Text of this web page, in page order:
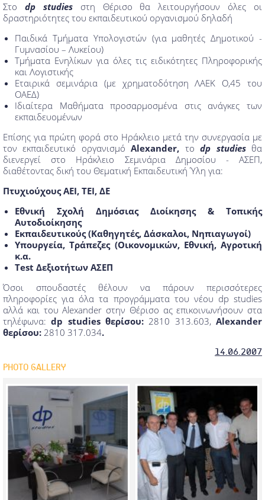
Στο dp studiesστη Θέρισο θα λειτουργήσουν όλες οι
δραστηριότητες του εκπαιδευτικού οργανισμού δηλαδή
Παιδικά Τμήματα Υπολογιστών (για μαθητές Δημοτικού -
Γυμνασίου – Λυκείου)
Τμήματα Ενηλίκων για όλες τις ειδικότητες Πληροφορικής
και Λογιστικής
Εταιρικά σεμινάρια (με χρηματοδότηση ΛΑΕΚ Ο,45 του
ΟΑΕΔ)
Ιδιαίτερα Μαθήματα προσαρμοσμένα στις ανάγκες των
εκπαιδευομένων
Επίσης για πρώτη φορά στο Ηράκλειο μετά την συνεργασία με
τον εκπαιδευτικό οργανισμόAlexander, τοdp studiesθα
διενεργεί στο Ηράκλειο Σεμινάρια Δημοσίου - ΑΣΕΠ,
διαθέτοντας δική του Θεματική Εκπαιδευτική Ύλη για:
Πτυχιούχους ΑΕΙ, ΤΕΙ, ΔΕ
Εθνική Σχολή Δημόσιας Διοίκησης & Τοπικής
Αυτοδιοίκησης
Εκπαιδευτικούς (Καθηγητές, Δάσκαλοι, Νηπιαγωγοί)
Υπουργεία, Τράπεζες (Οικονομικών, Εθνική, Αγροτική
κ.α.
Test Δεξιοτήτων ΑΣΕΠ
Όσοι σπουδαστές θέλουν να πάρουν περισσότερες
πληροφορίες για όλα τα προγράμματα του νέου dp studies
αλλά και του Alexander στην Θέρισο ας επικοινωνήσουν στα
τηλέφωνα:dp studies θερίσου:2810 313.603,Alexander
θερίσου: 2810 317.034.
14.06.2007
PHOTO GALLERY